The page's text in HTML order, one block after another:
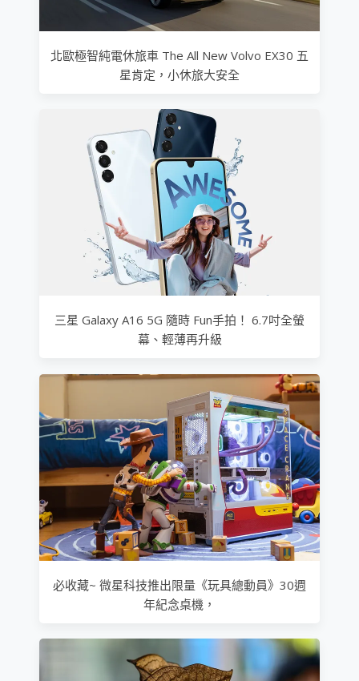
北歐極智純電休旅車 The All New Volvo EX30 五
星肯定，小休旅大安全
三星 Galaxy A16 5G 隨時 Fun手拍！ 6.7吋全螢
幕、輕薄再升級
必收藏~ 微星科技推出限量《玩具總動員》30週
年紀念桌機，